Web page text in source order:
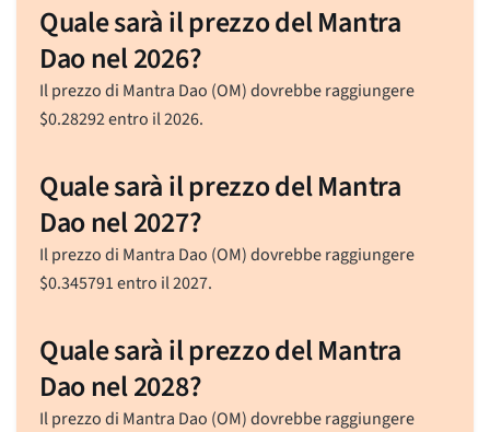
Quale sarà il prezzo del Mantra
Dao nel 2026?
Il prezzo di Mantra Dao (OM) dovrebbe raggiungere
$0.28292entro il 2026.
Quale sarà il prezzo del Mantra
Dao nel 2027?
Il prezzo di Mantra Dao (OM) dovrebbe raggiungere
$0.345791entro il 2027.
Quale sarà il prezzo del Mantra
Dao nel 2028?
Il prezzo di Mantra Dao (OM) dovrebbe raggiungere